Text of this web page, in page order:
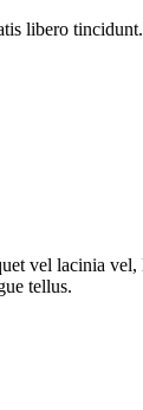
libero
vel lacinia
tellus.